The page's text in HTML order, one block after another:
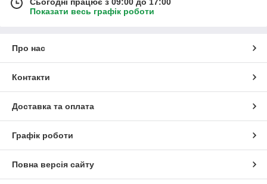
Показати весь графік роботи
Про нас
Контакти
Доставка та оплата
Графік роботи
Повна версія сайту